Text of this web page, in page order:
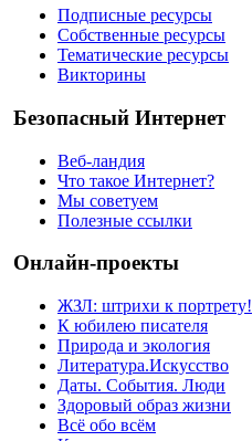
Подписные ресурсы
Собственные ресурсы
Тематические ресурсы
Викторины
Безопасный Интернет
Веб-ландия
Что такое Интернет?
Мы советуем
Полезные ссылки
Онлайн-проекты
ЖЗЛ: штрихи к портрету!
К юбилею писателя
Природа и экология
Литература.Искусство
Даты. События. Люди
Здоровый образ жизни
Всё обо всём